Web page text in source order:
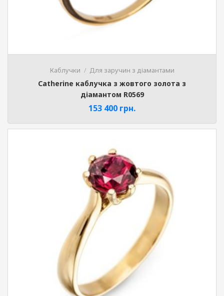
Каблучки Для заручин з діамантами
Catherine каблучка з жовтого золота з
діамантом R0569
153 400 грн.